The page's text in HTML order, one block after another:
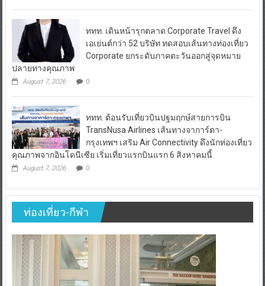
ททท. เดินหน้ารุกตลาด Corporate Travel ดึง
เอเย่นต์กว่า 52 บริษัท ทดสอบเส้นทางท่องเที่ยว
Corporate ยกระดับภาคตะวันออกสู่จุดหมาย
ปลายทางคุณภาพ
August 7, 2026 0
ททท. ต้อนรับเที่ยวบินปฐมฤกษ์สายการบิน
TransNusa Airlines เส้นทางจาการ์ตา-
กรุงเทพฯ เสริม Air Connectivity ดึงนักท่องเที่ยว
คุณภาพจากอินโดนีเซีย เริ่มเที่ยวแรกบินแรก 6 สิงหาคมนี้
August 7, 2026 0
ท่องเที่ยว-กีฬา